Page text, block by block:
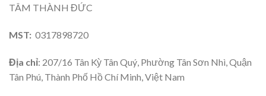
TÂM THÀNH ĐỨC
MST: 0317898720
Địa chỉ: 207/16 Tân Kỳ Tân Quý, Phường Tân Sơn Nhì, Quận
Tân Phú, Thành Phố Hồ Chí Minh, Việt Nam